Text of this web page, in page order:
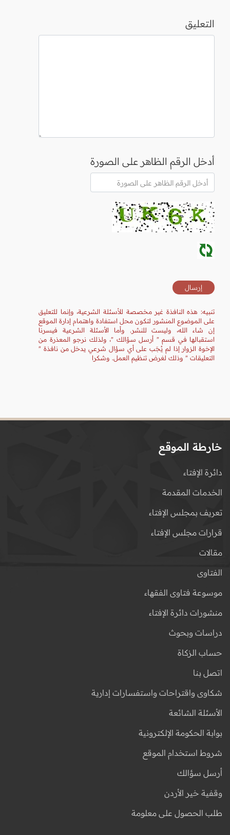
التعليق
أدخل الرقم الظاهر على الصورة
تنبيه: هذه النافذة غير مخصصة للأسئلة الشرعية، وإنما للتعليق
على الموضوع المنشور لتكون محل استفادة واهتمام إدارة الموقع
إن شاء الله، وليست للنشر. وأما الأسئلة الشرعية فيسرنا
استقبالها في قسم " أرسل سؤالك "، ولذلك نرجو المعذرة من
الإخوة الزوار إذا لم يُجَب على أي سؤال شرعي يدخل من نافذة "
التعليقات " وذلك لغرض تنظيم العمل. وشكرا
خارطة الموقع
دائرة الإفتاء
الخدمات المقدمة
تعريف بمجلس الإفتاء
قرارات مجلس الإفتاء
مقالات
الفتاوى
موسوعة فتاوى الفقهاء
منشورات دائرة الإفتاء
دراسات وبحوث
حساب الزكاة
اتصل بنا
شكاوى واقتراحات واستفسارات إدارية
الأسئلة الشائعة
بوابة الحكومة الإلكترونية
شروط استخدام الموقع
أرسل سؤالك
وقفية خير الأردن
طلب الحصول على معلومة